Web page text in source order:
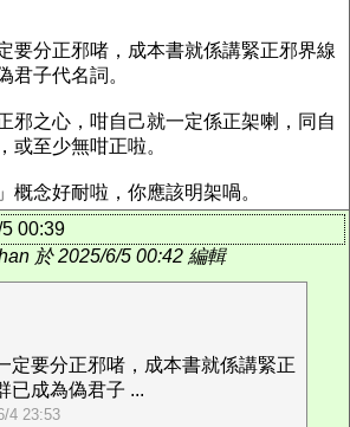
要分正邪啫，成本書就係講緊正邪界線
君子代名詞。
邪之心，咁自己就一定係正架喇，同自
或至少無咁正啦。
概念好耐啦，你應該明架喎。
00:39
於 2025/6/5 00:42 編輯
要分正邪啫，成本書就係講緊正
已成為偽君子 ...
4 23:53